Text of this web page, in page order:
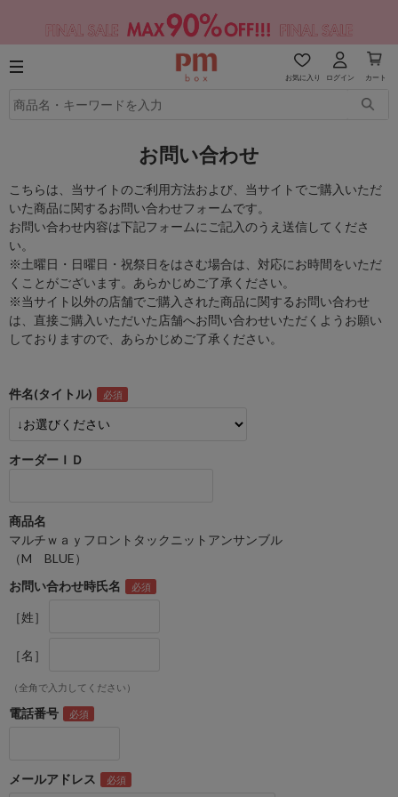
お気に入り ログイン カート
お問い合わせ
こちらは、当サイトのご利用方法および、当サイトでご購入いただ
いた商品に関するお問い合わせフォームです。
お問い合わせ内容は下記フォームにご記入のうえ送信してくださ
い。
※土曜日・日曜日・祝祭日をはさむ場合は、対応にお時間をいただ
くことがございます。あらかじめご了承ください。
※当サイト以外の店舗でご購入された商品に関するお問い合わせ
は、直接ご購入いただいた店舗へお問い合わせいただくようお願い
しておりますので、あらかじめご了承ください。
件名(タイトル)
オーダーＩＤ
商品名
マルチｗａｙフロントタックニットアンサンブル
（M BLUE）
お問い合わせ時氏名
［姓］
［名］
（全角で入力してください）
電話番号
メールアドレス